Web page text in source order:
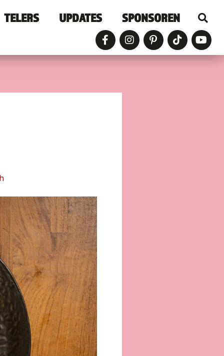
TELERS UPDATES SPONSOREN